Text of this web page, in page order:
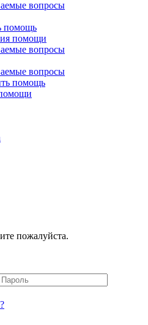
вопросы
помощь
помощи
вопросы
вопросы
помощь
пожалуйста.